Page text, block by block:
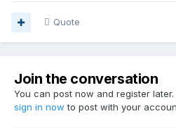
Quote
Join the conversation
You can post now and register
sign in now to post with your